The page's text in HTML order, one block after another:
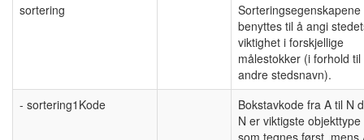
sortering
Sorteringsegenskapene
benyttes til å angi
viktighet i forskjellige
målestokker (i forhold til
andre stedsnavn).
- sortering1Kode
Bokstavkode fra A til N
N er viktigste objekttype
som tegnes først, mens